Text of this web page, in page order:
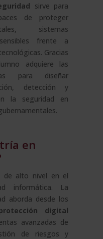
sirve para
de proteger
sistemas
frente a
Gracias
adquiere las
para diseñar
detección y
la seguridad en
en
de alto nivel en el
informática. La
aborda desde los
digital
avanzadas de
de riesgos y